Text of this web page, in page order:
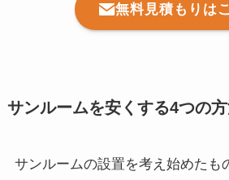
無料見積もりは
サンルームを安くする4つの
サンルームの設置を考え始めたも